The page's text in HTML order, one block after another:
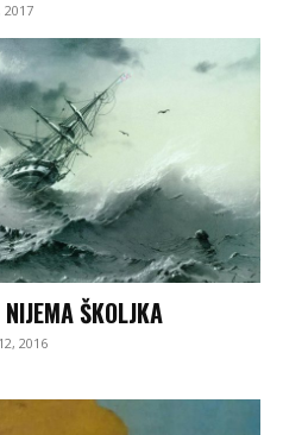
2017
ŠKOLJKA
2016